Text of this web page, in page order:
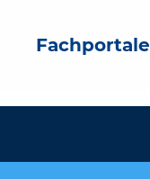
Fachportale